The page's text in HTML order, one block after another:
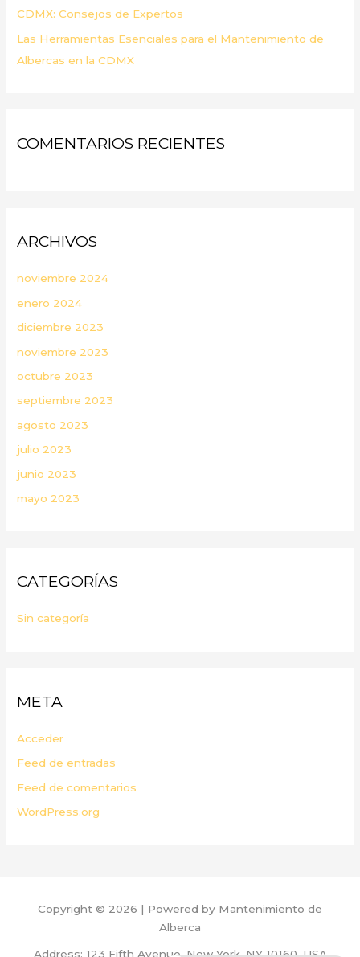
CDMX: Consejos de Expertos
Las Herramientas Esenciales para el Mantenimiento de
Albercas en la CDMX
COMENTARIOS RECIENTES
ARCHIVOS
noviembre 2024
enero 2024
diciembre 2023
noviembre 2023
octubre 2023
septiembre 2023
agosto 2023
julio 2023
junio 2023
mayo 2023
CATEGORÍAS
Sin categoría
META
Acceder
Feed de entradas
Feed de comentarios
WordPress.org
Copyright © 2026 | Powered by Mantenimiento de
Alberca
Address: 123 Fifth Avenue, New York, NY 10160, USA